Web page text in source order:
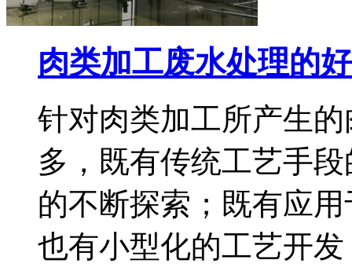
肉类加工废水处理的
针对肉类加工所产生
多，既有传统工艺手
的不断探索；既有应
也有小型化的工艺开